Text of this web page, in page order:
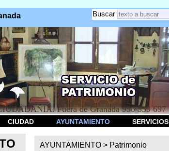
Buscar
Fuera de Granada 958 539 697
CIUDAD AYUNTAMIENTO SERVICIOS
AYUNTAMIENTO > Patrimonio